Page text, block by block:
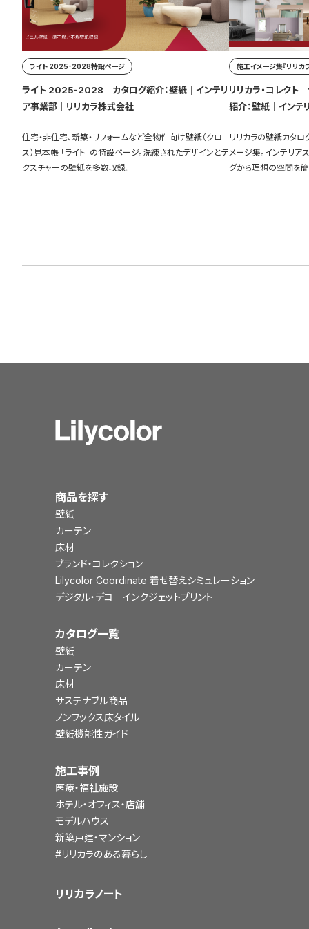
ライト 2025-2028特設ページ
ライト 2025-2028｜カタログ紹介：壁紙｜インテリ
ア事業部｜リリカラ株式会社
住宅・非住宅、新築・リフォームなど全物件向け壁紙（クロ
ス）見本帳 「ライト」の特設ページ。洗練されたデザインとテ
クスチャーの壁紙を多数収録。
施工イメージ集『リリカ
リリカラ・コレク
紹介：壁紙｜インテ
リリカラの壁紙カタロ
メージ集。インテリア
グから理想の空間を
商品を探す
壁紙
カーテン
床材
ブランド・コレクション
Lilycolor Coordinate 着せ替えシミュレーション
デジタル・デコ インクジェットプリント
カタログ一覧
壁紙
カーテン
床材
サステナブル商品
ノンワックス床タイル
壁紙機能性ガイド
施工事例
医療・福祉施設
ホテル・オフィス・店舗
モデルハウス
新築戸建・マンション
#リリカラのある暮らし
リリカラノート